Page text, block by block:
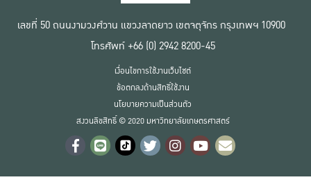
เลขที่ 50 ถนนงามวงศ์วาน แขวงลาดยาว เขตจตุจักร กรุงเทพฯ 10900
โทรศัพท์ +66 (0) 2942 8200-45
สงวนลิขสิทธิ์ © 2020 มหาวิทยาลัยเกษตรศาสตร์
เงื่อนไขการใช้งานเว็บไซต์
ข้อตกลงด้านสิทธิ์ใช้งาน
นโยบายความเป็นส่วนตัว